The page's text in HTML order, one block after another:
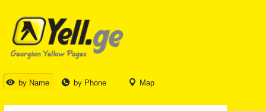
by Name by Phone Map
TBILISI
TBILISI
ABKHAZIA
GALI
BATUMI
KOBULETI